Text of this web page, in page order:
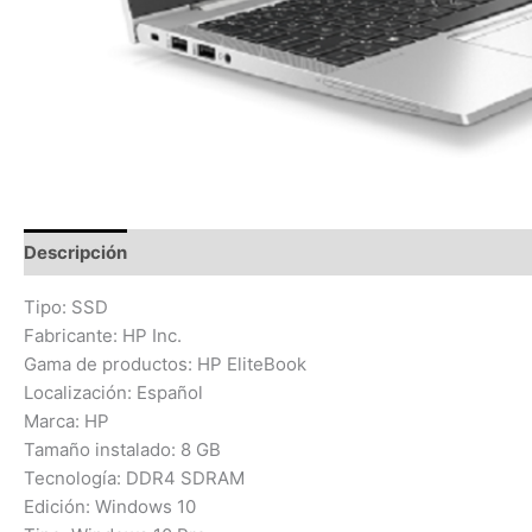
Descripción
Tipo: SSD
Fabricante: HP Inc.
Gama de productos: HP EliteBook
Localización: Español
Marca: HP
Tamaño instalado: 8 GB
Tecnología: DDR4 SDRAM
Edición: Windows 10